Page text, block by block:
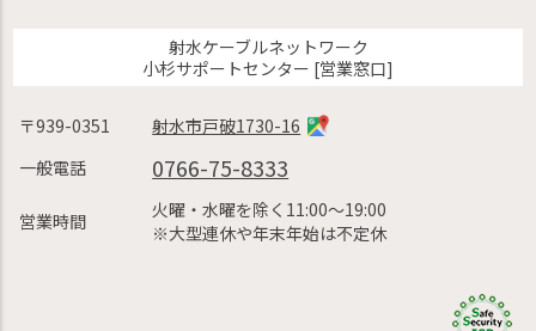
射水ケーブルネットワーク
小杉サポートセンター [営業窓口]
〒939-0351
射水市戸破1730-16
一般電話
0766-75-8333
営業時間
火曜・水曜を除く11:00〜19:00
※大型連休や年末年始は不定休